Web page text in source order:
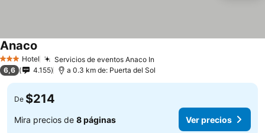
3 Estrellas
Hotel Servicios de eventos Anaco In
Anaco
6,6 4.155 a 0.3 km de: Puerta del Sol
De $214
Mira precios de 8 páginas Ver precios